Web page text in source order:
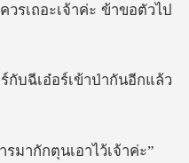
วรเถอะเจ้าค่ะ ข้
กับฉีเอ๋อร์เ
รมากัก